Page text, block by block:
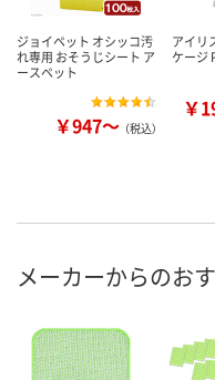
ジョイペット オシッコ汚
れ専用 おそうじシート ア
ースペット
￥947～ （税込）
アイリ
ケージ
￥
メーカーからのお